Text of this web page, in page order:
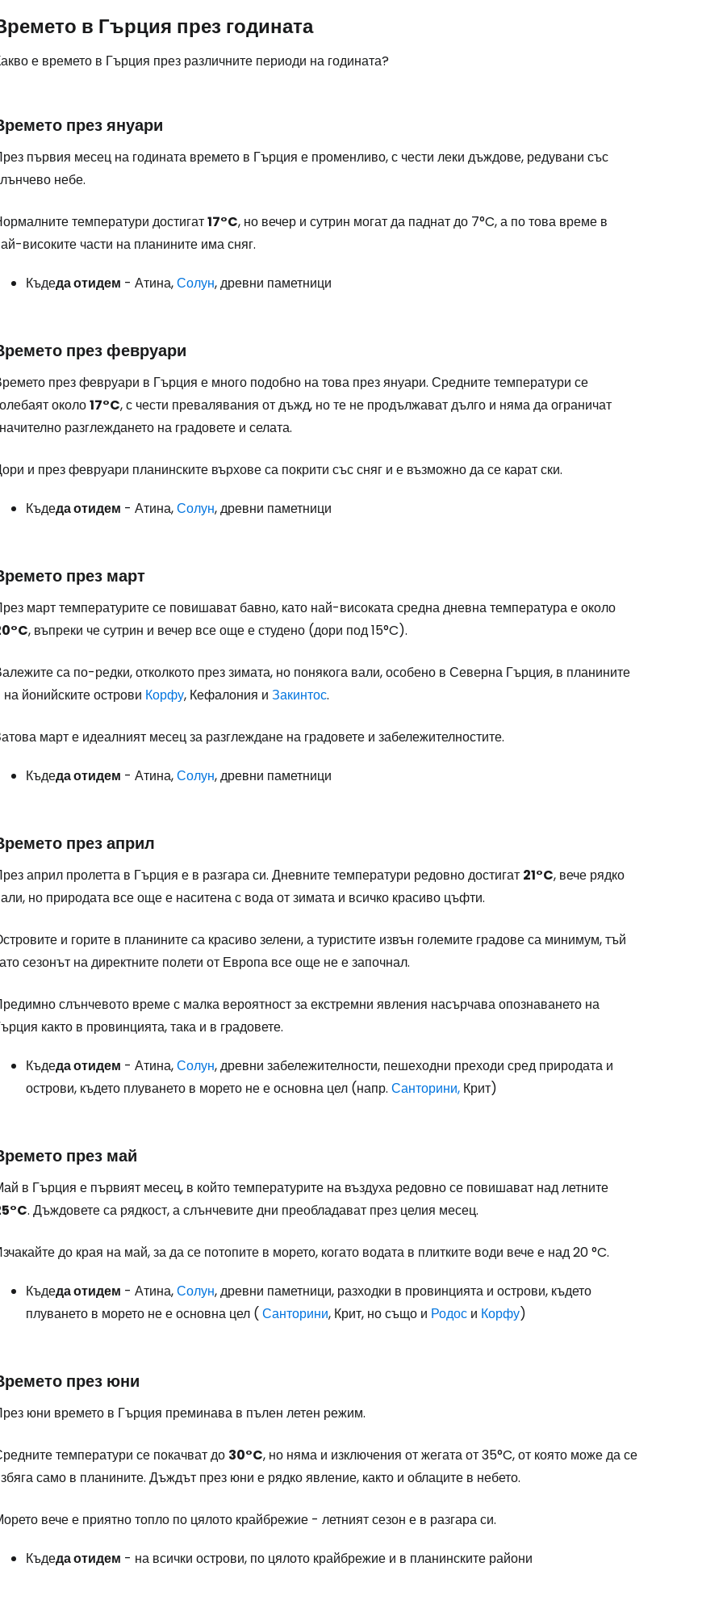
в Гърция през годината
е времето в Гърция през различните периоди на годината?
през януари
първия месец на годината времето в Гърция е променливо, с чести леки дъждове, редувани със
небе.
температури достигат17°C, но вечер и сутрин могат да паднат до 7°C, а по това време в
високите части на планините има сняг.
Къдеда отидем - Атина,Солун, древни паметници
през февруари
през февруари в Гърция е много подобно на това през януари. Средните температури се
около17°C, с чести превалявания от дъжд, но те не продължават дълго и няма да ограничат
разглеждането на градовете и селата.
и през февруари планинските върхове са покрити със сняг и е възможно да се карат ски.
Къдеда отидем - Атина,Солун, древни паметници
през март
март температурите се повишават бавно, като най-високата средна дневна температура е около
, въпреки че сутрин и вечер все още е студено (дори под 15°C).
са по-редки, отколкото през зимата, но понякога вали, особено в Северна Гърция, в планините
на йонийските острови Корфу, Кефалония и Закинтос.
март е идеалният месец за разглеждане на градовете и забележителностите.
Къдеда отидем - Атина,Солун, древни паметници
през април
април пролетта в Гърция е в разгара си. Дневните температури редовно достигат 21°C, вече рядко
но природата все още е наситена с вода от зимата и всичко красиво цъфти.
и горите в планините са красиво зелени, а туристите извън големите градове са минимум, тъй
сезонът на директните полети от Европа все още не е започнал.
слънчевото време с малка вероятност за екстремни явления насърчава опознаването на
както в провинцията, така и в градовете.
Къдеда отидем - Атина,Солун, древни забележителности, пешеходни преходи сред природата и
острови, където плуването в морето не е основна цел (напр. Санторини, Крит)
през май
в Гърция е първият месец, в който температурите на въздуха редовно се повишават над летните
. Дъждовете са рядкост, а слънчевите дни преобладават през целия месец.
до края на май, за да се потопите в морето, когато водата в плитките води вече е над 20 °C.
Къдеда отидем - Атина,Солун, древни паметници, разходки в провинцията и острови, където
плуването в морето не е основна цел ( Санторини, Крит, но също и Родос и Корфу)
през юни
юни времето в Гърция преминава в пълен летен режим.
температури се покачват до 30°C, но няма и изключения от жегата от 35°C, от която може да се
само в планините. Дъждът през юни е рядко явление, както и облаците в небето.
вече е приятно топло по цялото крайбрежие - летният сезон е в разгара си.
Къдеда отидем - на всички острови, по цялото крайбрежие и в планинските райони
Влезте в Cestee
Продължете с Facebook